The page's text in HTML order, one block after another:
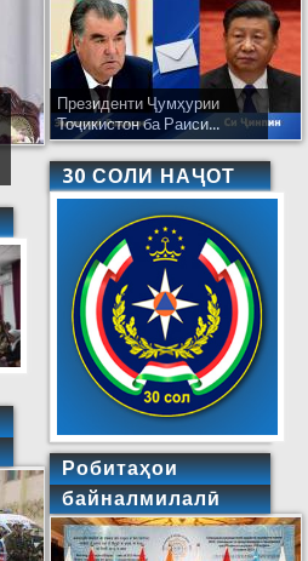
Президенти Ҷумҳурии
Тоҷикистон ба Раиси...
30 СОЛИ НАҶОТ
Робитаҳои
байналмилалӣ